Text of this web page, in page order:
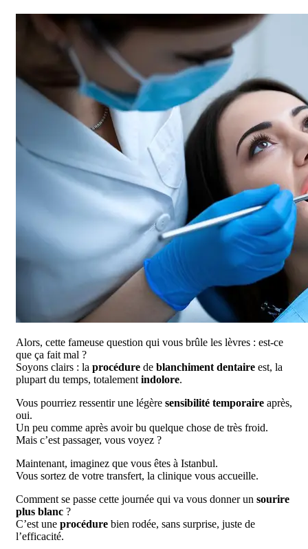
Alors, cette fameuse question qui vous brûle les lèvres : est-ce
que ça fait mal ?
Soyons clairs : la procédure de blanchiment dentaire est, la
plupart du temps, totalement indolore.
Vous pourriez ressentir une légère sensibilité temporaire après,
oui.
Un peu comme après avoir bu quelque chose de très froid.
Mais c’est passager, vous voyez ?
Maintenant, imaginez que vous êtes à Istanbul.
Vous sortez de votre transfert, la clinique vous accueille.
Comment se passe cette journée qui va vous donner un sourire
plus blanc ?
C’est une procédure bien rodée, sans surprise, juste de
l’efficacité.